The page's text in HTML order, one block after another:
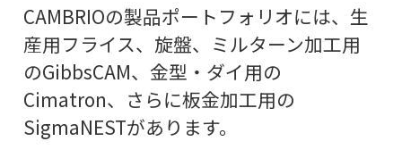
CAMBRIOの製品ポートフォリオには、生
産用フライス、旋盤、ミルターン加工用
のGibbsCAM、金型・ダイ用の
Cimatron、さらに板金加工用の
SigmaNESTがあります。